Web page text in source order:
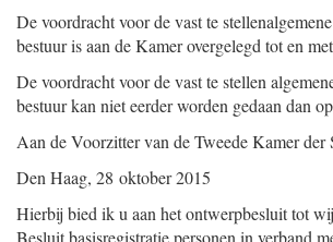
De voordracht voor de vast te
bestuur is aan de Kamer overgelegd tot en
De voordracht voor de vast te stellen
bestuur kan niet eerder worden gedaan dan
Aan de Voorzitter van de Tweede Kamer der
Den Haag, 28 oktober 2015
Hierbij bied ik u aan het ontwerpbesluit tot
Besluit basisregistratie personen in verband